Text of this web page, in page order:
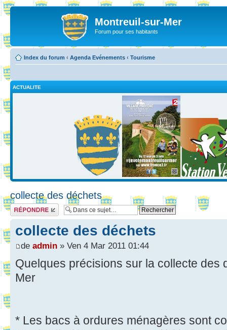
Montreuil-sur-Mer
Forum pour ses habitants
Index du forum ‹ Agenda Evénements ‹ Tourisme
ACTUALITE
collecte des déchets
Répondre
collecte des déchets
de admin » Ven 4 Mar 2011 01:44
Quelques précisions sur la collecte des
Mer
* Les bacs à ordures ménagères sont